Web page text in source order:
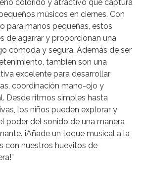
colorido y atractivo que captura
músicos en ciernes. Con
para manos pequeñas, estos
de agarrar y proporcionan una
cómoda y segura. Además de ser
también son una
excelente para desarrollar
coordinación mano-ojo y
Desde ritmos simples hasta
los niños pueden explorar y
poder del sonido de una manera
¡Añade un toque musical a la
con nuestros huevitos de